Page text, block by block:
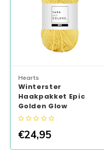
Hearts
Winterster
Haakpakket Epic
Golden Glow
€24,95